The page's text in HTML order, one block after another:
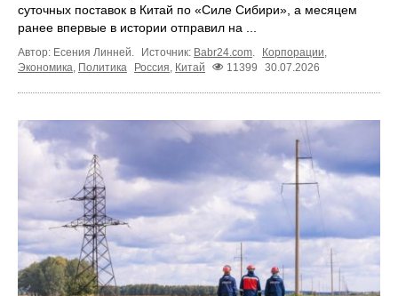
суточных поставок в Китай по «Силе Сибири», а месяцем
ранее впервые в истории отправил на ...
Автор: Есения Линней. Источник: Babr24.com. Корпорации,
Экономика, Политика Россия, Китай 11399 30.07.2026